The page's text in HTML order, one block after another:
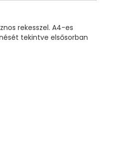
rekesszel. A4-es
tekintve elsősorban